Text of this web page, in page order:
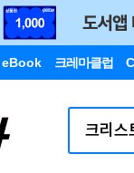
eBook 크레마클럽